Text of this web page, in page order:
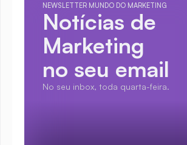
NEWSLETTER MUNDO DO MARKETING
Notícias de
Marketing
no seu email
No seu inbox, toda quarta-feira.